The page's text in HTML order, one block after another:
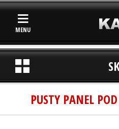
MENU
PUSTY PANEL